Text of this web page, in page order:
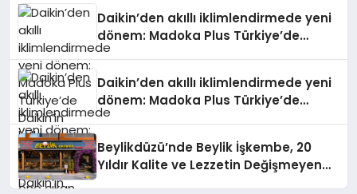
Daikin’den akıllı iklimlendirmede yeni
dönem: Madoka Plus Türkiye’de
Daikin’in kullanıcı dostu tasarımıyla
teknolojilerle donatılmış son modeli
VRV kontrol ünitesi Madoka Plus
Türkiye’de satışa sunuldu. Tam
dokunmatik ekranı, mobil uygulama
desteği ve akıllı sensör entegrasyonu
sayesinde iklimlendirme sistemlerinin
Daikin’den akıllı iklimlendirmede yeni
dönem: Madoka Plus Türkiye’de
Daikin’in kullanıcı dostu tasarımıyla
teknolojilerle donatılmış son modeli
VRV kontrol ünitesi Madoka Plus
Türkiye’de satışa sunuldu. Tam
Beylikdüzü’nde Beylik İşkembe, 20
Yıldır Kalite ve Lezzetin Değişmeyen